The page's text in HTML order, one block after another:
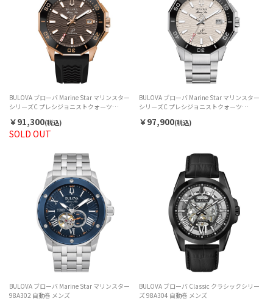
SOLD OUT
BULOVA ブローバ Marine Star マリンスター
シリーズC プレシジョニストクォーツ
￥91,300(税込)
BULOVA ブローバ Marine Star マリンスター
シリーズC プレシジョニストクォーツ
￥97,900(税込)
BULOVA ブローバ Marine Star マリンスター
98A302 自動巻 メンズ
BULOVA ブローバ Classic クラシックシリー
ズ 98A304 自動巻 メンズ